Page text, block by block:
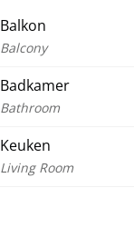
Balkon
Balcony
Badkamer
Bathroom
Keuken
Living Room